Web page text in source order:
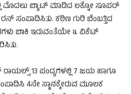
ಮೊದಲು ಬ್ಯಾಟ್‌ ಮಾಡಿದ ಲಕ್ನೋ ಸೂಪರ್‌
ಸಂಪಾದಿಸಿತು. ಕಠಿಣ ಗುರಿ ಬೆಂಬತ್ತಿದ
ಬಾಕಿ ಇರುವಂತೆಯೇ ೩ ವಿಕೆಟ್‌
13 ಪಂದ್ಯಗಳಲ್ಲಿ 7 ಜಯ ಹಾಗೂ
4ನೇ ಸ್ಥಾನಕ್ಕೇರುವ ಮೂಲಕ